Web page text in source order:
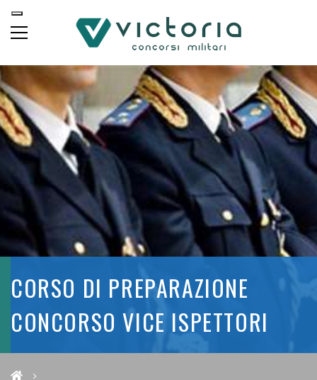
CORSO DI PREPARAZIONE
CONCORSO VICE ISPETTORI
POLIZIA DI STATO